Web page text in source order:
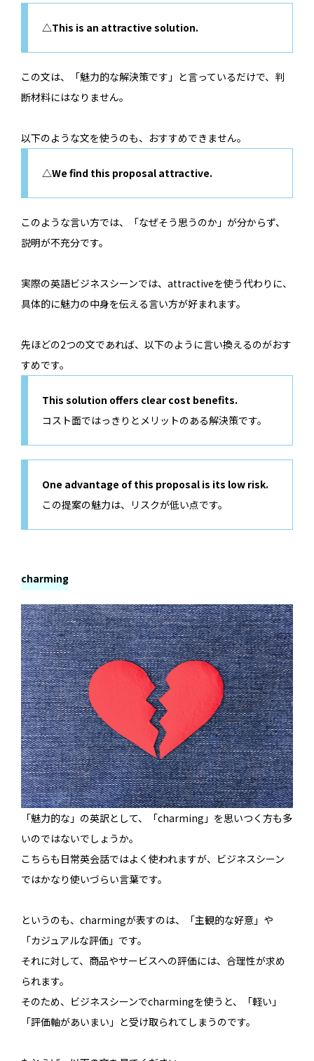
△This is an attractive solution.
この文は、「魅力的な解決策です」と言っているだけで、判
断材料にはなりません。
以下のような文を使うのも、おすすめできません。
△We find this proposal attractive.
このような言い方では、「なぜそう思うのか」が分からず、
説明が不充分です。
実際の英語ビジネスシーンでは、attractiveを使う代わりに、
具体的に魅力の中身を伝える言い方が好まれます。
先ほどの2つの文であれば、以下のように言い換えるのがおす
すめです。
This solution offers clear cost benefits.
コスト面ではっきりとメリットのある解決策です。
One advantage of this proposal is its low risk.
この提案の魅力は、リスクが低い点です。
charming
「魅力的な」の英訳として、「charming」を思いつく方も多
いのではないでしょうか。
こちらも日常英会話ではよく使われますが、ビジネスシーン
ではかなり使いづらい言葉です。
というのも、charmingが表すのは、「主観的な好意」や
「カジュアルな評価」です。
それに対して、商品やサービスへの評価には、合理性が求め
られます。
そのため、ビジネスシーンでcharmingを使うと、「軽い」
「評価軸があいまい」と受け取られてしまうのです。